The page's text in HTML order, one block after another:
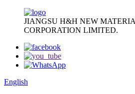
JIANGSU H&H NEW
CORPORATION LIMITED.
English